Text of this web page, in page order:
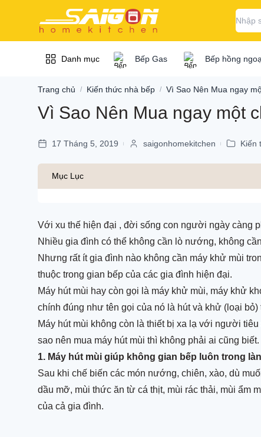
Danh mục
Bếp / bếp từ / bếp
Máy hút mùi
Lò nướng / lò vi
Máy rửa / máy sấy
chén
Dụng cụ nhà bếp
Máy lọc nước /
không khí
Máy giặt
Bếp / bếp
Bếp hồng ngoại
Bếp hồng ngoại
Bếp hồng ngoại
Bếp hồng ngoại
Bếp hồng ngoại
Bếp hồng ngoại
Bếp hồng ngoại
Bếp hồng ngoại
Bếp hồng ngoại
Bếp Gas Bếp hồng
Trang chủ / Kiến thức nhà bếp / Vì Sao Nên Mua ngay
Vì Sao Nên Mua ngay một
17 Tháng 5, 2019 | saigonhomekitchen | Kiến
Mục Lục
Với xu thế hiện đại , đời sống con người ngày càng
Nhiều gia đình có thể không cần lò nướng, không
Nhưng rất ít gia đình nào không cần máy khử mùi
thuộc trong gian bếp của các gia đình hiện đại.
Máy hút mùi hay còn gọi là máy khử mùi, máy khử
chính đúng như tên gọi của nó là hút và khử (loại
Máy hút mùi không còn là thiết bị xa lạ với người
sao nên mua máy hút mùi thì không phải ai cũng
1. Máy hút mùi giúp không gian bếp luôn trong
Sau khi chế biến các món nướng, chiên, xào, dù
dầu mỡ, mùi thức ăn từ cá thịt, mùi rác thải, mùi ẩm
của cả gia đình.